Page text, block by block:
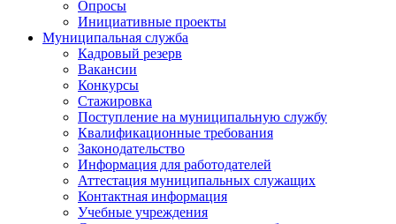
Опросы
Инициативные проекты
Муниципальная служба
Кадровый резерв
Вакансии
Конкурсы
Стажировка
Поступление на муниципальную службу
Квалификационные требования
Законодательство
Информация для работодателей
Аттестация муниципальных служащих
Контактная информация
Учебные учреждения